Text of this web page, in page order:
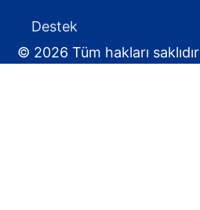
Destek
© 2026 Tüm hakları saklıdır